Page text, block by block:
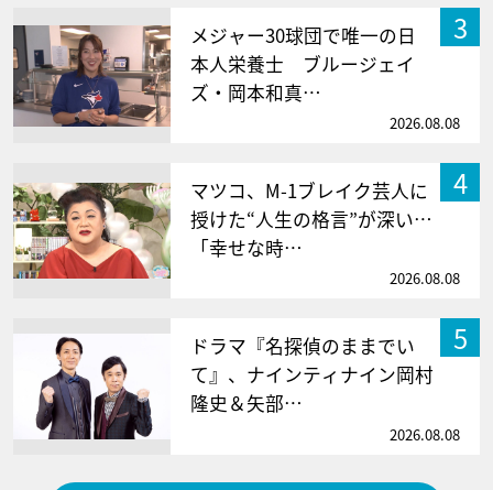
3
メジャー30球団で唯一の日
本人栄養士 ブルージェイ
ズ・岡本和真…
2026.08.08
4
マツコ、M-1ブレイク芸人に
授けた“人生の格言”が深い…
「幸せな時…
2026.08.08
5
ドラマ『名探偵のままでい
て』、ナインティナイン岡村
隆史＆矢部…
2026.08.08